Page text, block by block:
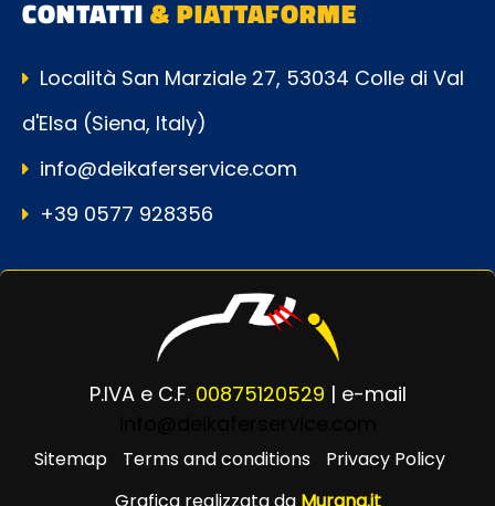
CONTATTI& PIATTAFORME
Località San Marziale 27, 53034 Colle di Val
d'Elsa (Siena, Italy)
info@deikaferservice.com
+39 0577 928356
P.IVA e C.F. 00875120529 | e-mail
Sitemap Terms and conditions
Privacy Policy